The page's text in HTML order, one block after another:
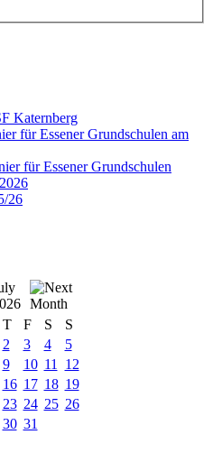
Katernberg
für Essener Grundschulen am
für Essener Grundschulen
26
T F S
S
2 3 4
5
9 10 11
12
16 17 18 19
23 24 25 26
30 31